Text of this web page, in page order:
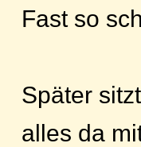
Fast so
Später
alles da